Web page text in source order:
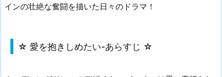
インの壮絶な奮闘を描いた日々のドラマ！
☆ 愛を抱きしめたい-あらすじ ☆